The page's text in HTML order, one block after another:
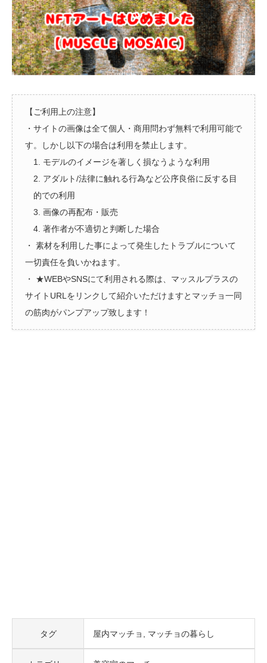
【ご利用上の注意】
・サイトの画像は全て個人・商用問わず無料で利用可能で
す。しかし以下の場合は利用を禁止します。
1. モデルのイメージを著しく損なうような利用
2. アダルト/法律に触れる行為など公序良俗に反する目
的での利用
3. 画像の再配布・販売
4. 著作者が不適切と判断した場合
・ 素材を利用した事によって発生したトラブルについて
一切責任を負いかねます。
・ ★WEBやSNSにて利用される際は、マッスルプラスの
サイトURLをリンクして紹介いただけますとマッチョ一同
の筋肉がパンプアップ致します！
タグ 屋内マッチョ マッチョの暮らし